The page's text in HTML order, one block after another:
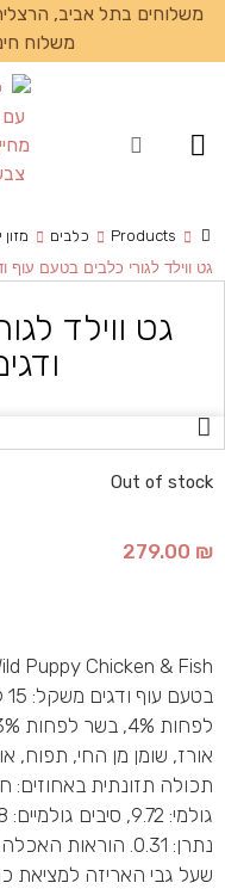
משלוחים בתל אביב,
משלוח
Products כלבים
גט ווילד לגורי כלבים בטעם עוף ודגים
גט ווילד
ודגים
Out of stock
279.00 ₪
נתרן: 0.31.
שעל גבי האריזה למציאת